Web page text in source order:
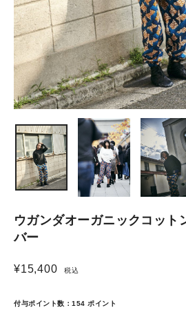
ウガンダオーガニックコット
バー
Regular
¥15,400 税込
付与ポイント数： 154 ポイント